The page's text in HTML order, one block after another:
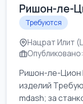
Ришон-ле-
Требуются
Нацрат Илит
Ришон-ле-Цион
изделий
mdash; за